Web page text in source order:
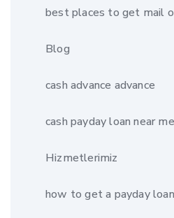
best places to get mail
Blog
cash advance advance
cash payday loan near me
Hizmetlerimiz
how to get a payday